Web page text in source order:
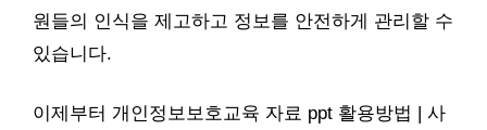
원들의 인식을 제고하고 정보를 안전하게 관리할 수
있습니다.
이제부터 개인정보보호교육 자료 ppt 활용방법 | 사